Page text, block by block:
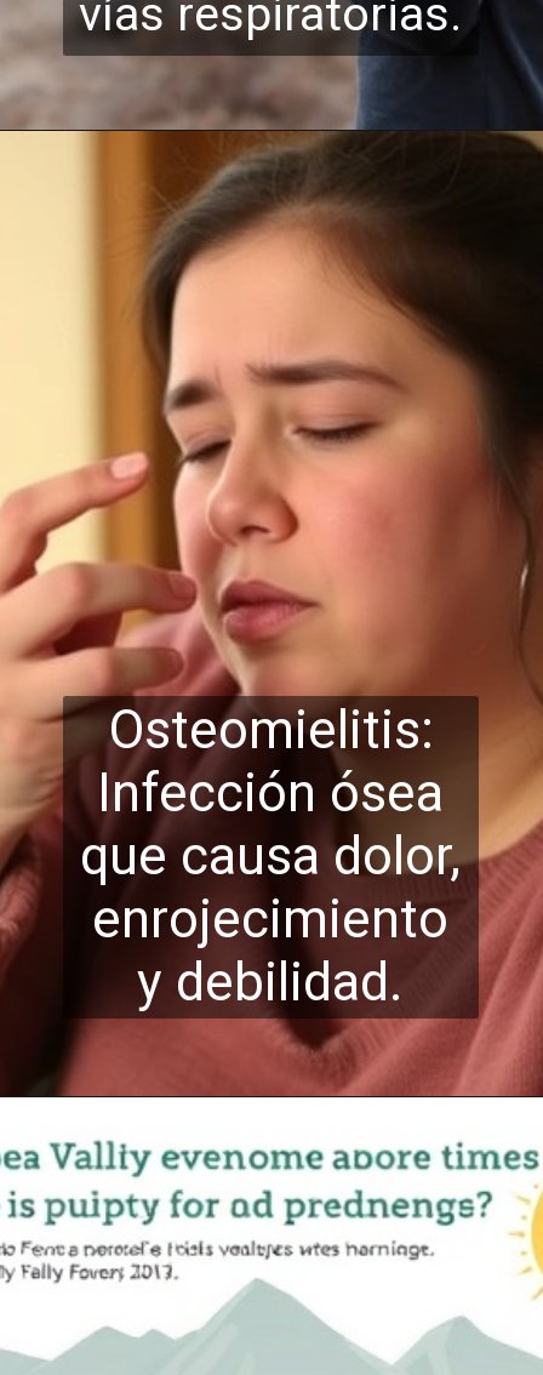
vías respiratorias.
Osteomielitis:
Infección ósea
que causa dolor,
enrojecimiento
y debilidad.